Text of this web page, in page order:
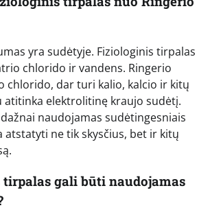
yra sudėtyje. Fiziologinis tirpalas
chlorido ir vandens. Ringerio
chlorido, dar turi kalio, kalcio ir kitų
atitinka elektrolitinę kraujo sudėtį.
naudojamas sudėtingesniais
atstatyti ne tik skysčius, bet ir kitų
gali būti naudojamas